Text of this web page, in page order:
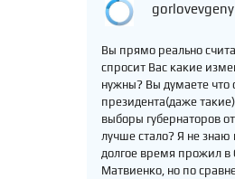
gorlovevgeny
Вы прямо реально
спросит Вас какие
нужны? Вы думаете
президента(даже
выборы губернаторов
лучше стало? Я не знаю
долгое время прожил в
Матвиенко, но по